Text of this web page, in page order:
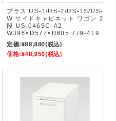
プラス US-1/US-2/US-1S/US-
W サイドキャビネット ワゴン 2
段 US-046SC-A2
W396×D577×H605 779-419
定価:¥88,880(税込)
価格:¥48,950(税込)